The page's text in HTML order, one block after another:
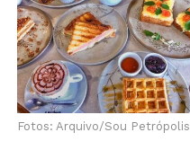
Fotos: Arquivo/Sou Petrópolis